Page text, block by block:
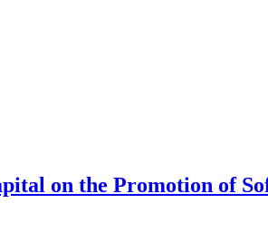
on the Promotion of